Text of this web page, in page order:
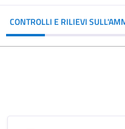
CONTROLLI E RILIEVI